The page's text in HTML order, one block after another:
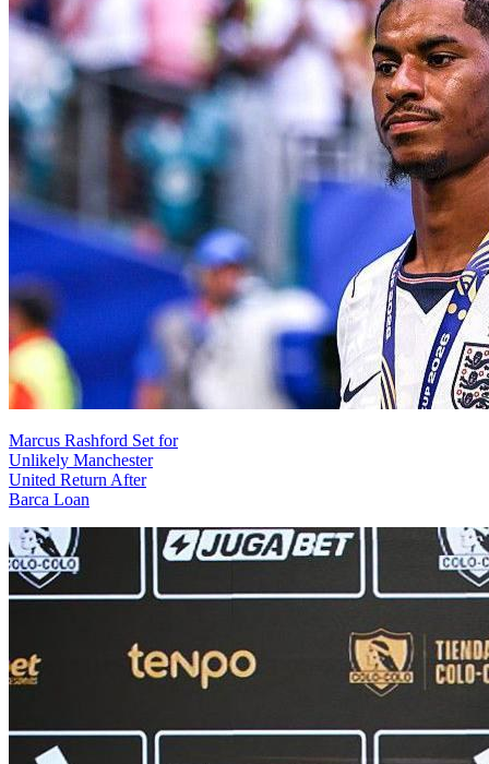
Marcus Rashford Set for
Unlikely Manchester
United Return After
Barca Loan